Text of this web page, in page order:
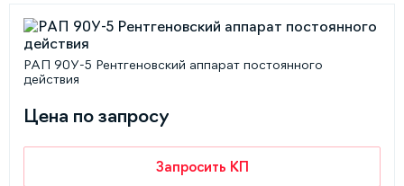
РАП 90У-5 Рентгеновский аппарат постоянного
действия
Цена по запросу
Запросить КП